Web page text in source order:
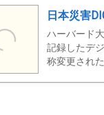
日本災害
ハーバード
記録したデ
称変更された